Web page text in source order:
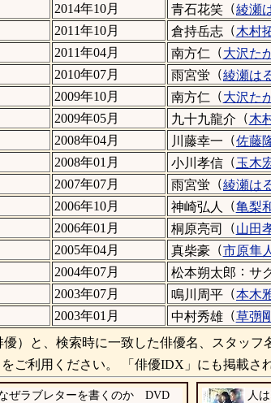
2014年10月 青石花笑（綾瀬
2011年10月 倉持岳志（木村
2011年04月 南方仁 （大沢た
2010年07月 雨宮蛍 （綾瀬は
2009年10月 南方仁 （大沢た
2009年05月 九十九龍介 （木
2008年04月 川藤幸一 （佐藤
2008年01月 小川孝信（玉木
2007年07月 雨宮蛍 （綾瀬は
2006年10月 神崎弘人 （亀梨
2006年01月 桐原亮司 （山田
2005年04月 真柴豪 （市原隼人
2004年07月 松本朔太郎 ： サ
2003年07月 鳴川周平（本木
2003年01月 中村秀雄（草彅
と、検索時に一致した俳優名、スタッフ
利用ください。 「俳優IDX」にも掲載さ
ぜラブレターを書くのか DVD
人